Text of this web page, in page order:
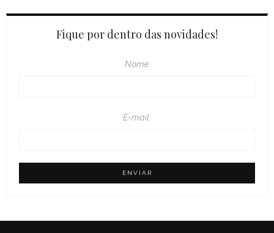
Fique por dentro das novidades!
Nome
E-mail: